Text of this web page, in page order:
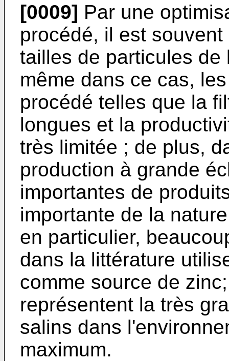
[0009] Par une
procédé, il est
tailles de particules de
même dans ce cas,
procédé telles que la
longues et la
très limitée ; de plus,
production à grande
importantes de
importante de la
en particulier,
dans la littérature
comme source de
représentent la très
salins dans
maximum.